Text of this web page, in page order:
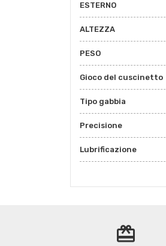
ESTERNO
ALTEZZA
PESO
Gioco del cuscinetto
Tipo gabbia
Precisione
Lubrificazione
redeem